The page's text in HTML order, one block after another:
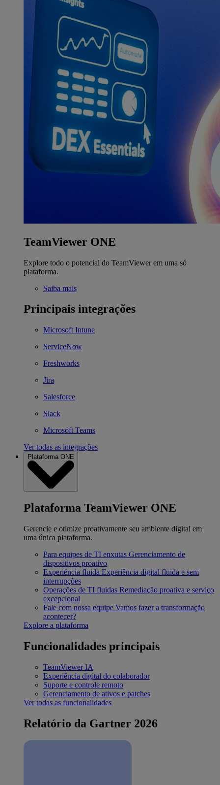
TeamViewer ONE
Explore todo o potencial do TeamViewer em uma só
plataforma.
Saiba mais
Principais integrações
Microsoft Intune
ServiceNow
Freshworks
Jira
Salesforce
Slack
Microsoft Teams
Ver todas as integrações
Plataforma ONE
Plataforma TeamViewer ONE
Gerencie e otimize proativamente seu ambiente digital em
uma única plataforma.
Para equipes de TI enxutas Gerenciamento de
dispositivos proativo
Experiência fluida Experiência digital fluida e sem
interrupções
Operações de TI fluidas Remediação proativa e serviço
excepcional
Fale com nossa equipe Vamos fazer a transformação
acontecer?
Explore a plataforma
Funcionalidades principais
TeamViewer IA
Experiência digital do colaborador
Suporte e controle remoto
Gerenciamento de ativos e patches
Ver todas as funcionalidades
Relatório da Gartner 2026